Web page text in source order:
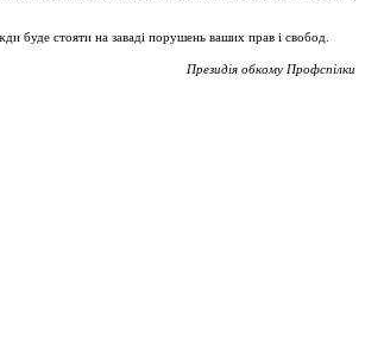
буде стояти на заваді порушень ваших прав і свобод.
Президія обкому Профспілки